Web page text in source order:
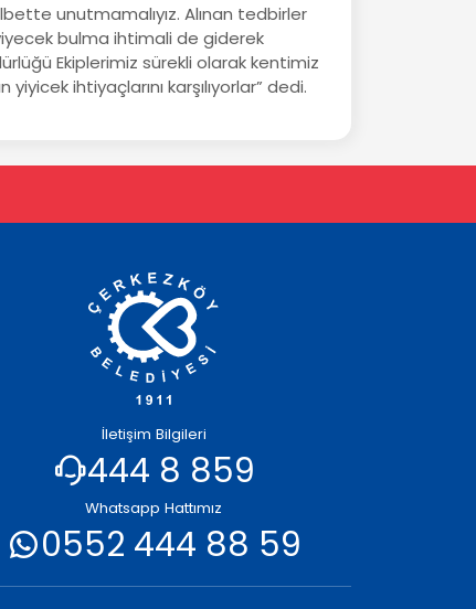
unutmamalıyız. Alınan tedbirler
yiyecek bulma ihtimali de giderek
Ekiplerimiz sürekli olarak kentimiz
ihtiyaçlarını karşılıyorlar” dedi.
İletişim Bilgileri
444 8 859
Whatsapp Hattımız
0552 444 88 59